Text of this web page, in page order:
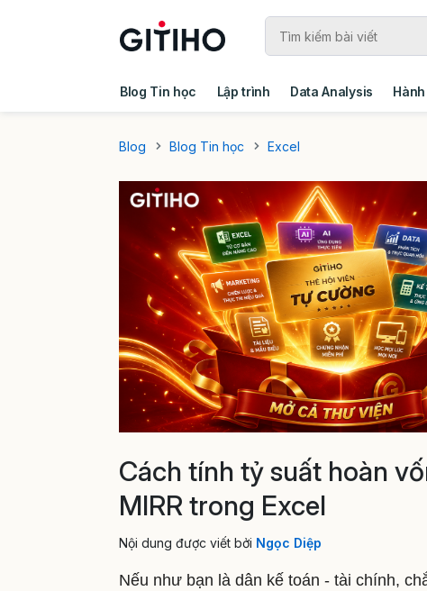
Blog Tin học Lập trình Data Analysis
Blog
Blog Tin học Excel
Cách tính tỷ suất hoàn
MIRR trong Excel
Nội dung được viết bởi Ngọc Diệp
Nếu như bạn là dân kế toán - tài chính,